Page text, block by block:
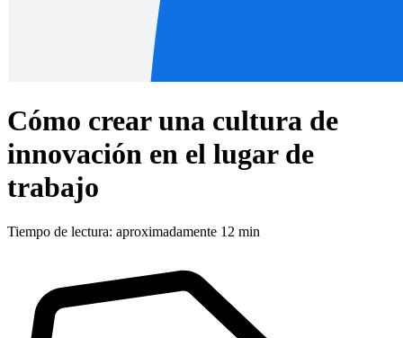
Cómo crear una cultura de
innovación en el lugar de
trabajo
Tiempo de lectura: aproximadamente 12 min